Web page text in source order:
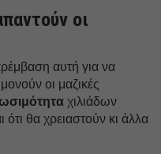
οι
αυτή για να
οι μαζικές
χιλιάδων
θα χρειαστούν κι άλλα